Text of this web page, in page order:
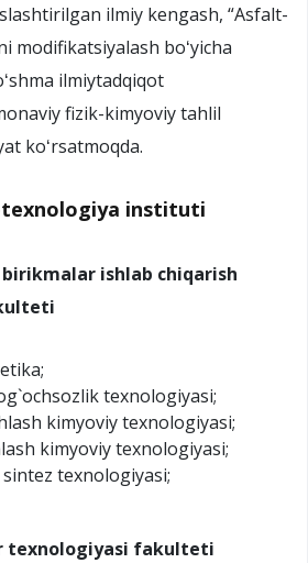
ilmiy kengash, “Asfalt-
modifikatsiyalash boʻyicha
ilmiytadqiqot
fizik-kimyoviy tahlil
koʻrsatmoqda.
instituti
ishlab chiqarish
texnologiyasi;
kimyoviy texnologiyasi;
kimyoviy texnologiyasi;
texnologiyasi;
texnologiyasi fakulteti